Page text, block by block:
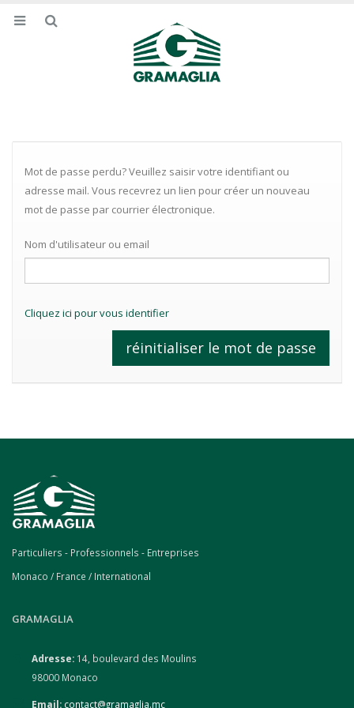
Mot de passe perdu? Veuillez saisir votre identifiant ou
adresse mail. Vous recevrez un lien pour créer un nouveau
mot de passe par courrier électronique.
Nom d'utilisateur ou email
Cliquez ici pour vous identifier
Particuliers - Professionnels - Entreprises
Monaco / France / International
GRAMAGLIA
Adresse: 14, boulevard des Moulins
98000 Monaco
Email: contact@gramaglia.mc